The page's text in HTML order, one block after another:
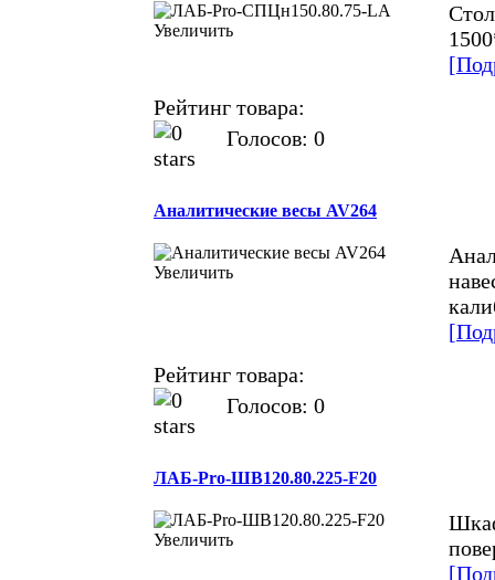
Увеличить
Рейтинг товара:
Голосов: 0
Аналитические весы AV264
Увеличить
Рейтинг товара:
Голосов: 0
ЛАБ-Pro-ШВ120.80.225-F20
Увеличить